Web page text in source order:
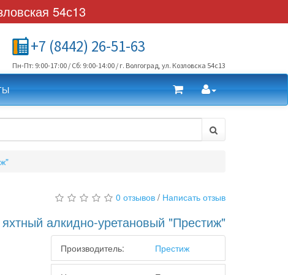
54с13
+7 (8442) 26-51-63
Пн-Пт: 9:00-17:00 / Сб: 9:00-14:00 / г. Волгоград, ул. Козловска 54с13
0 отзывов / Написать отзыв
алкидно-уретановый "Престиж"
Производитель: Престиж